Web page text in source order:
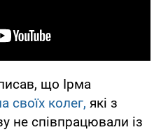
що Ірма
своїх колег, які з
не співпрацювали із